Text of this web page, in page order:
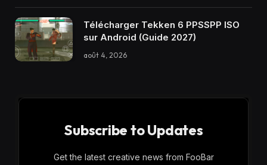
Télécharger Tekken 6 PPSSPP ISO
sur Android (Guide 2027)
août 4, 2026
Subscribe to Updates
Get the latest creative news from FooBar